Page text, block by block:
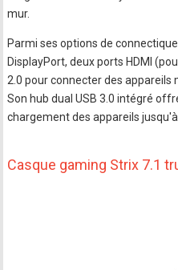
mur.
Parmi ses options de
DisplayPort, deux ports HDMI
2.0 pour connecter des appareils
Son hub dual USB 3.0 intégré
chargement des appareils
Casque gaming Strix 7.1